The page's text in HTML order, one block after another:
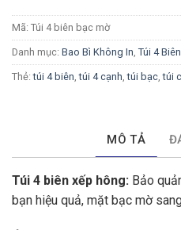
Mã: Túi 4 biên bạc mờ
Danh mục: Bao Bì Không In, Túi 4 Biên
Thẻ:túi 4 biên,túi 4 cạnh,túi bạc,túi
MÔ TẢ
Túi 4 biên xếp hông: Bảo
bạn hiệu quả, mặt bạc mờ